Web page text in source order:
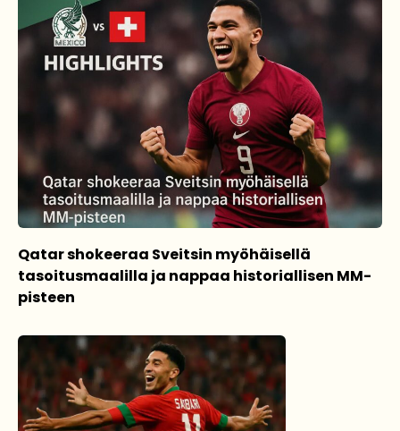
Qatar shokeeraa Sveitsin myöhäisellä
tasoitusmaalilla ja nappaa historiallisen MM-
pisteen